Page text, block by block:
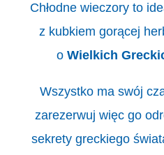
Chłodne wieczory to
z kubkiem gorącej
oWielkich
Wszystko ma swój
zarezerwuj więc go
sekrety greckiego